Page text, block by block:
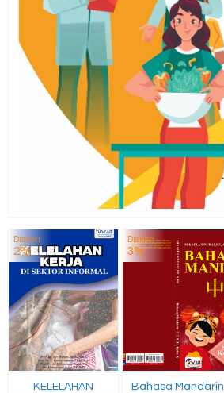
Diskon
2%
KELELAHAN
Diskon
3%
Bahasa Mandarin